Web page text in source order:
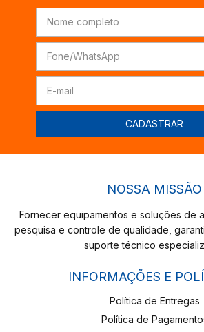
NOSSA MISSÃO
Fornecer equipamentos e soluções de
pesquisa e controle de qualidade,
suporte técnico
INFORMAÇÕES E
Política de Entregas
Política de